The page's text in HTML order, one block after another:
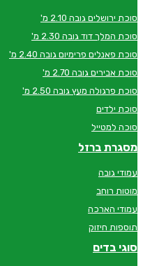
סוכת ירושלים גובה 2.10 מ'
סוכת המלך דוד גובה 2.30 מ'
סוכת פאנלים פרימיום גובה 2.40 מ'
סוכת אבירים גובה 2.70 מ'
סוכת פרגולה מעץ גובה 2.50 מ'
סוכת ילדים
סוכה למטייל
מסגרת ברזל
עמודי גובה
מוטות רוחב
עמודי הארכה
תוספות חיזוק
סוגי בדים